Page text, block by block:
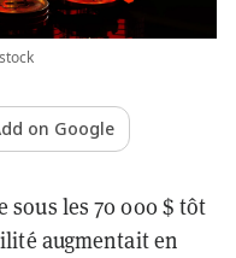
on Google
sous les 70 000 $ tôt
augmentait en